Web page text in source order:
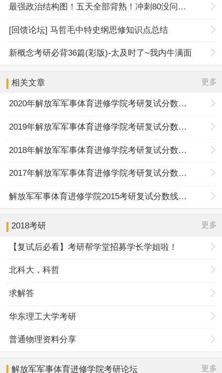
最强政治结构图！五天全部背熟！冲刺80没问题！
[回馈论坛] 马哲毛中特史纲思修知识点总结
新概念考研必背36篇(彩版)-太及时了~我内牛满面
相关文章 更多
2020年解放军军事体育进修学院考研复试分数线公布通知
2019年解放军军事体育进修学院考研复试分数线公布通知
2018年解放军军事体育进修学院考研复试分数线公布通知
2017年解放军军事体育进修学院考研复试分数线公布通知
解放军军事体育进修学院2015考研复试分数线公布通知
2018考研 更多
【复试后必看】考研帮学堂招募学长学姐啦！
北科大，科哲
求解答
华东理工大学考研
普通物理资料分享
解放军军事体育进修学院考研论坛 更多